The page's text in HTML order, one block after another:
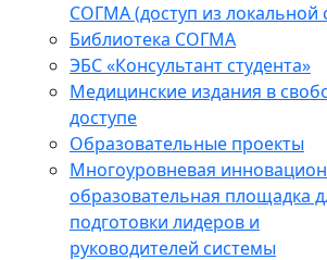
СОГМА (доступ из локальной
Библиотека СОГМА
ЭБС «Консультант студента»
Медицинские издания в
доступе
Образовательные проекты
Многоуровневая
образовательная площадка
подготовки лидеров и
руководителей системы